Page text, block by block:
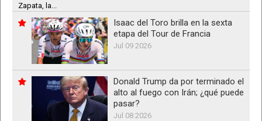
Zapata, la...
Isaac del Toro brilla en la sexta
etapa del Tour de Francia
Jul 09 2026
Donald Trump da por terminado el
alto al fuego con Irán; ¿qué puede
pasar?
Jul 08 2026